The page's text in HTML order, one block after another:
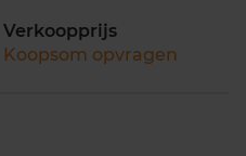
Verkoopprijs
Koopsom opvragen